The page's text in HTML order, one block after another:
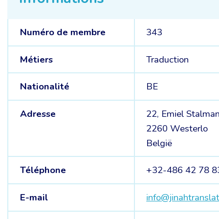
Numéro de membre 343
Métiers Traduction
Nationalité BE
Adresse
22, Emiel
2260 Westerlo
België
Téléphone +32-486 42 78
E-mail